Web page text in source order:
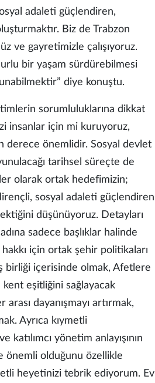
adaleti güçlendiren,
Biz de Trabzon
ve gayretimizle çalışıyoruz.
bir yaşam sürdürebilmesi
diye konuştu.
sorumluluklarına dikkat
insanlar için mi kuruyoruz,
derece önemlidir. Sosyal devlet
tarihsel süreçte de
olarak ortak hedefimizin;
sosyal adaleti güçlendiren
düşünüyoruz. Detayları
sadece başlıklar halinde
için ortak şehir politikaları
birliği içerisinde olmak, Afetlere
eşitliğini sağlayacak
dayanışmayı artırmak,
Ayrıca kıymetli
katılımcı yönetim anlayışının
önemli olduğunu özellikle
heyetinizi tebrik ediyorum. Ev